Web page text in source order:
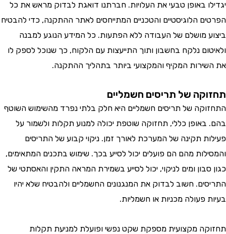
באופן טבעי את העלויות. חברתנו דואגת לבדוק מראש את כל
הלוגיסטיים והטכניים המתייחסים לאתר ההתקנה, כדי להבטיח
מושלם של העבודה ללא הפתעות. כל המידע הנוגע למבנה
נלקח בחשבון ותוך התייעצות עם הלקוח, כך שנוכל לספק לו
המקיף והמקצועי ביותר בתהליך ההתקנה.
של תריסים חשמליים
של תריסים חשמליים היא חלק בלתי נפרד מהשימוש השוטף
כללי, תחזוקה שוטפת יכולה למנוע תקלות ולשמור על
תקינה של המערכת לאורך זמן. ניקוי קבוע של התריסים
מהם הם פועלים יכול לסייע בכך. שימוש בתכנים המתאימים,
ומים לניקוי, יכול לסייע בשמירת המראה התקין והאסתטי של
חשוב לבדוק את המנגנונים החשמליים ולהבטיח שלא יהיו
פעולה מכניות או חשמליות.
מקצועית מספקת שקט נפשי ופועלת למניעת תקלות